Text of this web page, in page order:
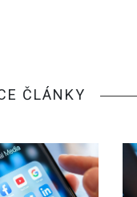
ČLÁNKY